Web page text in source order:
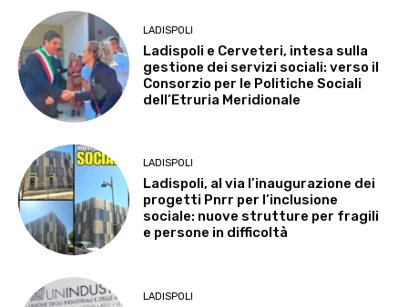
LADISPOLI
Ladispoli e Cerveteri, intesa sulla
gestione dei servizi sociali: verso il
Consorzio per le Politiche Sociali
dell’Etruria Meridionale
LADISPOLI
Ladispoli, al via l’inaugurazione dei
progetti Pnrr per l’inclusione
sociale: nuove strutture per fragili
e persone in difficoltà
LADISPOLI